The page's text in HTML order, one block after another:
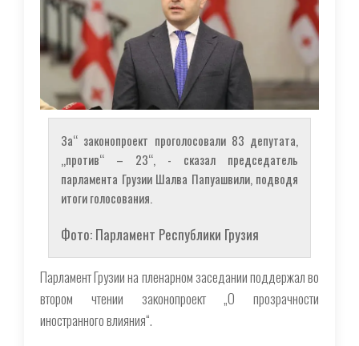
За“ законопроект проголосовали 83 депутата,
„против“ – 23“, - сказал председатель
парламента Грузии Шалва Папуашвили, подводя
итоги голосования.
Фото: Парламент Республики Грузия
Парламент Грузии на пленарном заседании поддержал во
втором чтении законопроект „О прозрачности
иностранного влияния“.